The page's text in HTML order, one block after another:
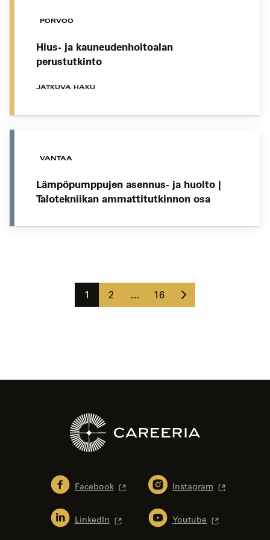
PORVOO
Hius- ja kauneudenhoitoalan
perustutkinto
JATKUVA HAKU
VANTAA
Lämpöpumppujen asennus- ja huolto |
Talotekniikan ammattitutkinnon osa
Sivu
1 Sivu
2 … Sivu
16
Seuraava
sivu
Facebook Instagram
LinkedIn Youtube